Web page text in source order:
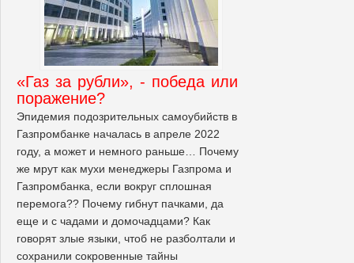
«Газ за рубли», - победа или
поражение?
Эпидемия подозрительных самоубийств в
Газпромбанке началась в апреле 2022
году, а может и немного раньше… Почему
же мрут как мухи менеджеры Газпрома и
Газпромбанка, если вокруг сплошная
перемога?? Почему гибнут пачками, да
еще и с чадами и домочадцами? Как
говорят злые языки, чтоб не разболтали и
сохранили сокровенные тайны